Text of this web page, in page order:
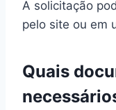
A solicitação
pelo site ou em
Quais